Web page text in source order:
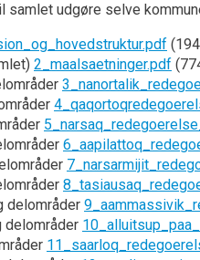
samlet udgøre selve
2_maalsaetninger.pdf
delområder
delområder